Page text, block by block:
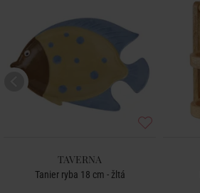
TAVERNA
Tanier ryba 18 cm - žltá